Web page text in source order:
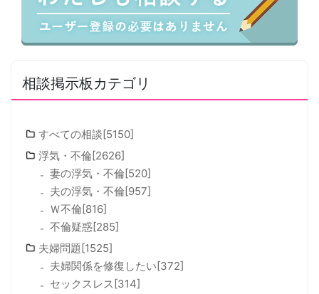
相談掲示板カテゴリ
すべての相談[5150]
浮気・不倫[2626]
妻の浮気・不倫[520]
夫の浮気・不倫[957]
Ｗ不倫[816]
不倫疑惑[285]
夫婦問題[1525]
夫婦関係を修復したい[372]
セックスレス[314]